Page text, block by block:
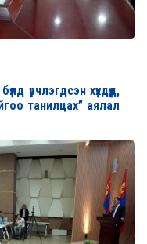
үрчлэгдсэн хүүхдүүд,
танилцах” аялал